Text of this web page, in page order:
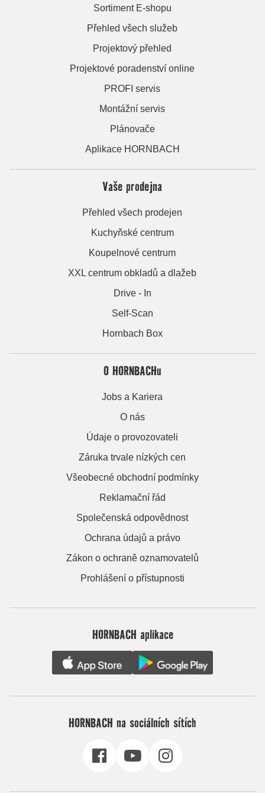
Sortiment E-shopu
Přehled všech služeb
Projektový přehled
Projektové poradenství online
PROFI servis
Montážní servis
Plánovače
Aplikace HORNBACH
Vaše prodejna
Přehled všech prodejen
Kuchyňské centrum
Koupelnové centrum
XXL centrum obkladů a dlažeb
Drive - In
Self-Scan
Hornbach Box
O HORNBACHu
Jobs a Kariera
O nás
Údaje o provozovateli
Záruka trvale nízkých cen
Všeobecné obchodní podmínky
Reklamační řád
Společenská odpovědnost
Ochrana údajů a právo
Zákon o ochraně oznamovatelů
Prohlášení o přístupnosti
HORNBACH aplikace
HORNBACH na sociálních sítích